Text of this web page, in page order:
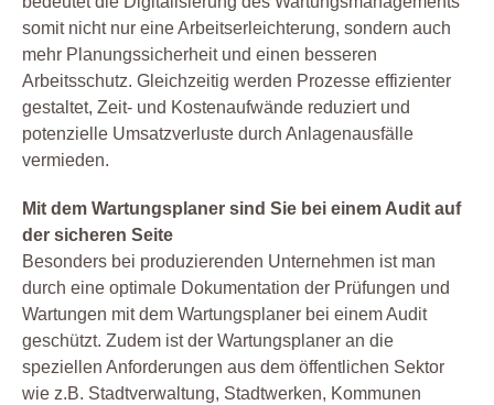
somit nicht nur eine Arbeitserleichterung, sondern auch
mehr Planungssicherheit und einen besseren
Arbeitsschutz. Gleichzeitig werden Prozesse effizienter
gestaltet, Zeit- und Kostenaufwände reduziert und
potenzielle Umsatzverluste durch Anlagenausfälle
vermieden.
Mit dem Wartungsplaner sind Sie bei einem Audit auf
der sicheren Seite
Besonders bei produzierenden Unternehmen ist man
durch eine optimale Dokumentation der Prüfungen und
Wartungen mit dem Wartungsplaner bei einem Audit
geschützt. Zudem ist der Wartungsplaner an die
speziellen Anforderungen aus dem öffentlichen Sektor
wie z.B. Stadtverwaltung, Stadtwerken, Kommunen